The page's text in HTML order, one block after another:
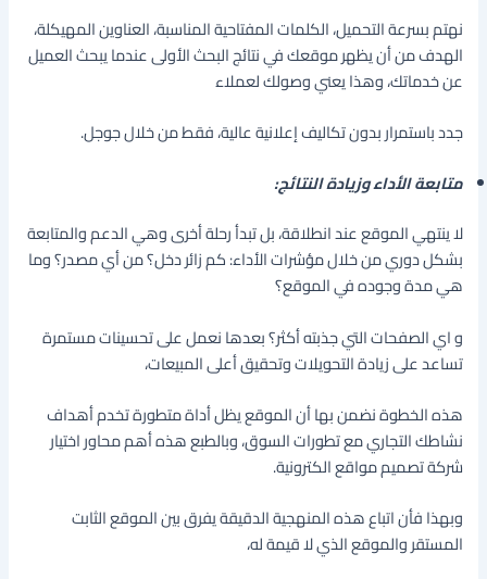
نهتم بسرعة التحميل، الكلمات المفتاحية المناسبة، العناوين المهيكلة،
الهدف من أن يظهر موقعك في نتائج البحث الأولى عندما يبحث العميل
عن خدماتك، وهذا يعني وصولك لعملاء
جدد باستمرار بدون تكاليف إعلانية عالية، فقط من خلال جوجل.
متابعة الأداء وزيادة النتائج:
لا ينتهي الموقع عند انطلاقة، بل تبدأ رحلة أخرى وهي الدعم والمتابعة
بشكل دوري من خلال مؤشرات الأداء: كم زائر دخل؟ من أي مصدر؟ وما
هي مدة وجوده في الموقع؟
و اي الصفحات التي جذبته أكثر؟ بعدها نعمل على تحسينات مستمرة
تساعد على زيادة التحويلات وتحقيق أعلى المبيعات،
هذه الخطوة نضمن بها أن الموقع يظل أداة متطورة تخدم أهداف
نشاطك التجاري مع تطورات السوق، وبالطبع هذه أهم محاور اختيار
شركة تصميم مواقع الكترونية.
وبهذا فأن اتباع هذه المنهجية الدقيقة يفرق بين الموقع الثابت
المستقر والموقع الذي لا قيمة له،